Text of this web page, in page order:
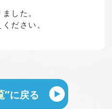
した。
ださい。
”に戻る